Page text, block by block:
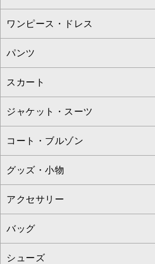
すべてのトップス
カットソー・Tシャツ
ブラウス・シャツ
ニット・セーター
カーディガン
アンサンブルセット
ベスト・ジレ
パーカー
タンクトップ・キャミソール
ワンピース・ドレス
すべてのワンピース・ドレス
ワンピース
ドレス
チュニック
ジャンパースカート
その他のワンピース・ドレス
パンツ
すべてのパンツ
フルレングスパンツ
クロップド・半端丈パンツ
ガウチョ・ワイドパンツ
ハーフ・ショート丈パンツ
サロペット・オールインワン
その他のパンツ
スカート
すべてのスカート
ロング・マキシ丈スカート
ひざ丈スカート
ミモレ丈スカート
ショート・ミニ丈スカート
その他のスカート
ジャケット・スーツ
すべてのジャケット・スーツ
テーラードジャケット
ノーカラージャケット
セットアップ
セットアップジャケット
コート・ブルゾン
すべてのコート・ブルゾン
トレンチコート
ピーコート
ダッフルコート
グッズ・小物
すべてのグッズ・小物
マスク
ストール・マフラー・スヌード
アクセサリー
すべてのアクセサリー
ネックレス
バッグ
すべてのバッグ
シューズ